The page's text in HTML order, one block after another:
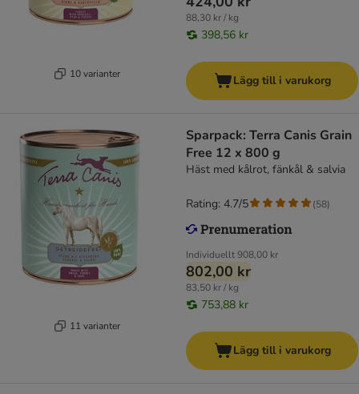
10 varianter
88,30 kr / kg
398,56 kr
Lägg till i varukorg
11 varianter
Sparpack: Terra Canis Grain
Free 12 x 800 g
Häst med kålrot, fänkål & salvia
Individuellt908,00 kr
802,00 kr
83,50 kr / kg
753,88 kr
Rating: 4.7/5 (58)
Lägg till i varukorg